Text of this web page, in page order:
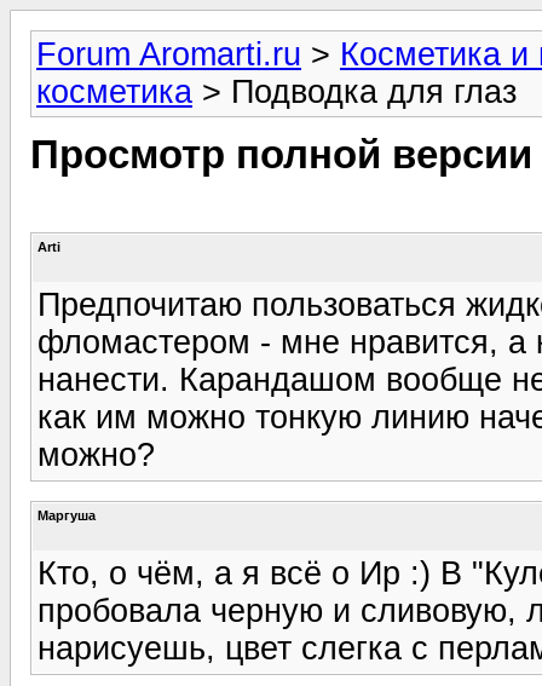
Forum Aromarti.ru > Косметика
косметика > Подводка для глаз
Просмотр полной
Arti
Предпочитаю пользоваться
фломастером - мне нравится, а
нанести. Карандашом вообще
как им можно тонкую линию
можно?
Маргуша
Кто, о чём, а я всё о Ир :) В
пробовала черную и сливовую,
нарисуешь, цвет слегка с